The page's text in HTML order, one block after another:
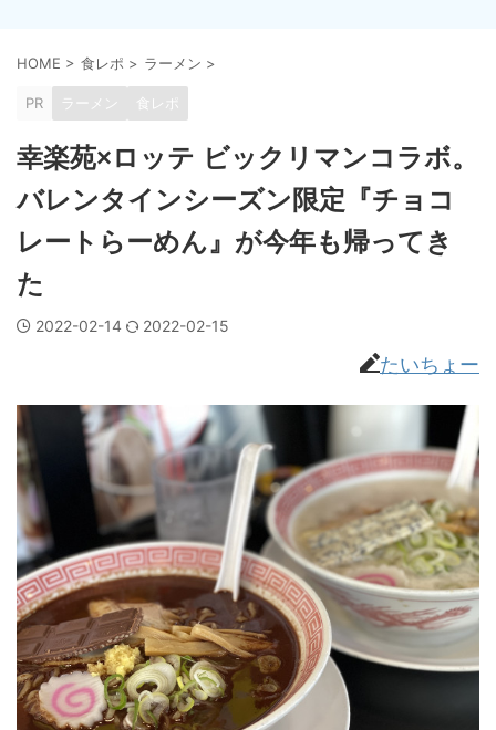
HOME > 食レポ > ラーメン >
PR ラーメン 食レポ
幸楽苑×ロッテ ビックリマンコラボ。
バレンタインシーズン限定『チョコ
レートらーめん』が今年も帰ってき
た
2022-02-14 2022-02-15
たいちょー